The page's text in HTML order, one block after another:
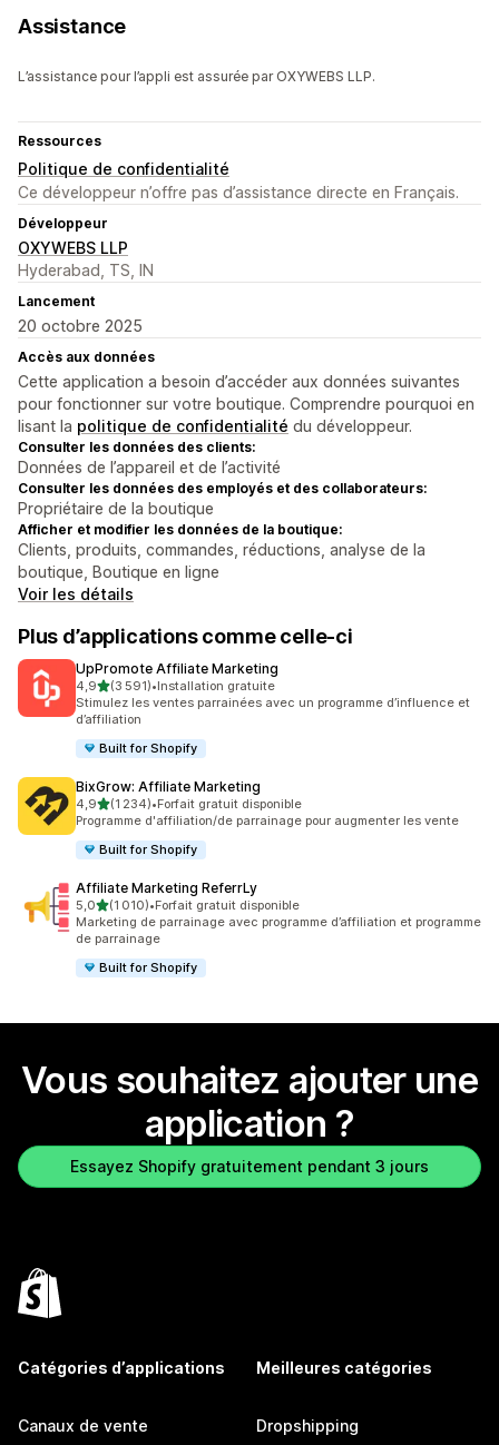
Assistance
L’assistance pour l’appli est assurée par OXYWEBS LLP.
Ressources
Politique de confidentialité
Ce développeur n’offre pas d’assistance directe en Français.
Développeur
OXYWEBS LLP
Hyderabad, TS, IN
Lancement
20 octobre 2025
Accès aux données
Cette application a besoin d’accéder aux données suivantes
pour fonctionner sur votre boutique. Comprendre pourquoi en
lisant la politique de confidentialité du développeur.
Consulter les données des clients:
Données de l’appareil et de l’activité
Consulter les données des employés et des collaborateurs:
Propriétaire de la boutique
Afficher et modifier les données de la boutique:
Clients, produits, commandes, réductions, analyse de la
boutique, Boutique en ligne
Voir les détails
Plus d’applications comme celle-ci
UpPromote Affiliate Marketing
4,9étoile(s) sur 5
(3 591)
3591 avis au total
•Installation gratuite
Stimulez les ventes parrainées avec un programme d’influence et
d’affiliation
Built for Shopify
BixGrow: Affiliate Marketing
4,9étoile(s) sur 5
(1 234)
1234 avis au total
•Forfait gratuit disponible
Programme d'affiliation/de parrainage pour augmenter les vente
Built for Shopify
Affiliate Marketing ReferrLy
5,0étoile(s) sur 5
(1 010)
1010 avis au total
•Forfait gratuit disponible
Marketing de parrainage avec programme d’affiliation et programme
de parrainage
Built for Shopify
Vous souhaitez ajouter une
application ?
Essayez Shopify gratuitement pendant 3 jours
Catégories d’applications
Canaux de vente
Meilleures catégories
Dropshipping